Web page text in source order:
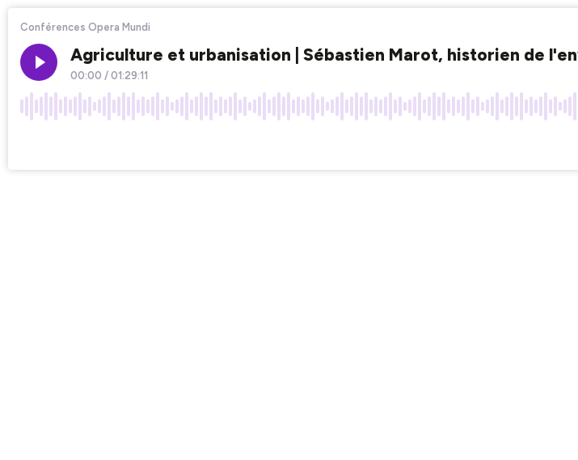
Conférences Opera Mundi
Agriculture et urbanisation | Sébastien Marot, historien de
00:00 /01:29:11